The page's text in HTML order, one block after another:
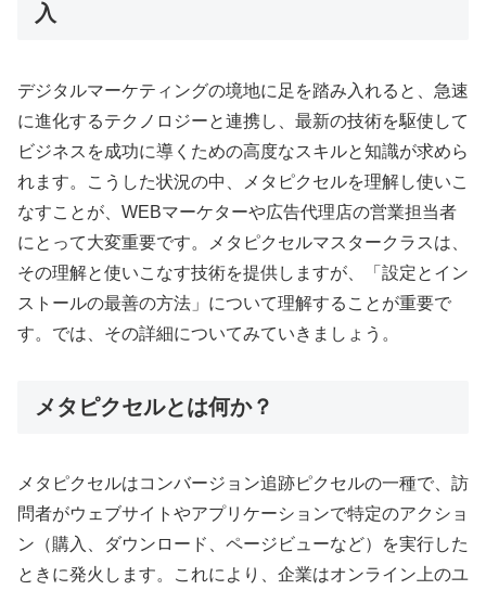
入
デジタルマーケティングの境地に足を踏み入れると、急速
に進化するテクノロジーと連携し、最新の技術を駆使して
ビジネスを成功に導くための高度なスキルと知識が求めら
れます。こうした状況の中、メタピクセルを理解し使いこ
なすことが、WEBマーケターや広告代理店の営業担当者
にとって大変重要です。メタピクセルマスタークラスは、
その理解と使いこなす技術を提供しますが、「設定とイン
ストールの最善の方法」について理解することが重要で
す。では、その詳細についてみていきましょう。
メタピクセルとは何か？
メタピクセルはコンバージョン追跡ピクセルの一種で、訪
問者がウェブサイトやアプリケーションで特定のアクショ
ン（購入、ダウンロード、ページビューなど）を実行した
ときに発火します。これにより、企業はオンライン上のユ